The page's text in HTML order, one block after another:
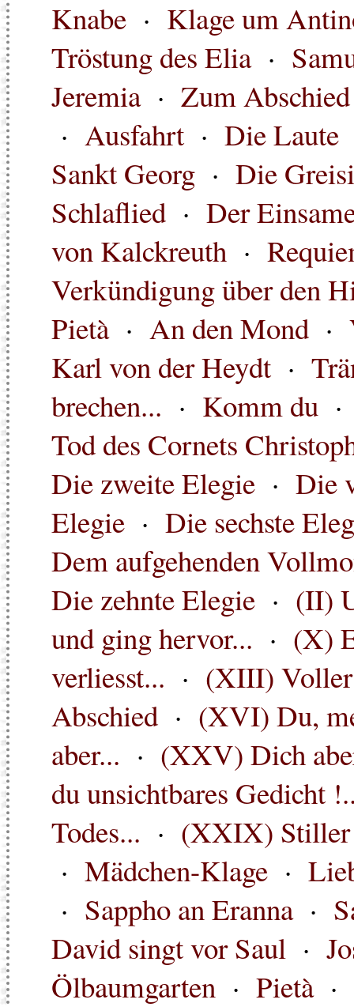
Knabe · Klage um
Tröstung des Elia·
Jeremia· Zum
· Ausfahrt · Die Laute
Sankt Georg · Die
Schlaflied · Der
von Kalckreuth ·
Verkündigung über den
Pietà· An den Mond ·
Karl von der Heydt ·
brechen... · Komm du
Tod des Cornets
Die zweite Elegie · Die
Elegie · Die sechste
Dem aufgehenden
Die zehnte Elegie · (II)
und ging hervor... · (X)
verliesst... · (XIII)
Abschied · (XVI) Du,
aber... · (XXV) Dich
du unsichtbares Gedicht
Todes... · (XXIX) Stiller
· Mädchen-Klage ·
· Sappho an Eranna·
David singt vor Saul ·
Ölbaumgarten · Pietà·